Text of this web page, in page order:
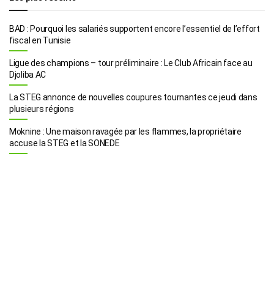
BAD : Pourquoi les salariés supportent encore l’essentiel de l’effort
fiscal en Tunisie
Ligue des champions – tour préliminaire : Le Club Africain face au
Djoliba AC
La STEG annonce de nouvelles coupures tournantes ce jeudi dans
plusieurs régions
Moknine : Une maison ravagée par les flammes, la propriétaire
accuse la STEG et la SONEDE